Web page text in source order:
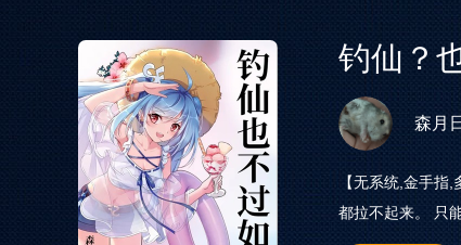
钓仙？
森月
【无系统,金手
都拉不起来。 只